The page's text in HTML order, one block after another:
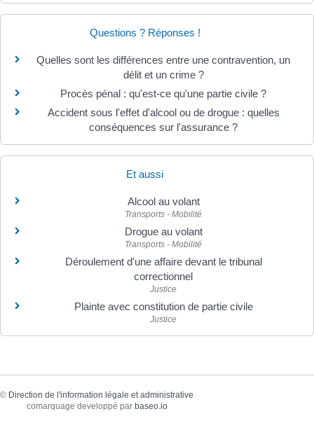
Questions ? Réponses !
Quelles sont les différences entre une contravention, un
délit et un crime ?
Procès pénal : qu'est-ce qu'une partie civile ?
Accident sous l'effet d'alcool ou de drogue : quelles
conséquences sur l'assurance ?
Et aussi
Alcool au volant
Transports - Mobilité
Drogue au volant
Transports - Mobilité
Déroulement d'une affaire devant le tribunal
correctionnel
Justice
Plainte avec constitution de partie civile
Justice
© Direction de l'information légale et administrative
comarquage developpé par baseo.io